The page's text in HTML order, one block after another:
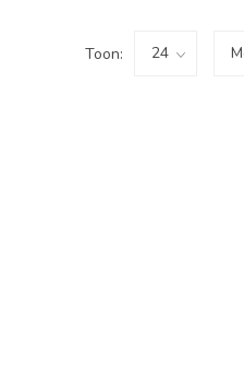
Toon: